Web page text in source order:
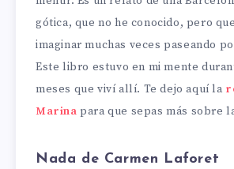
gótica, que no he conocido, pero
imaginar muchas veces paseando
Este libro estuvo en mi mente
meses que viví allí. Te dejo aquí la
Marina para que sepas más sobre
Nada de Carmen Laforet